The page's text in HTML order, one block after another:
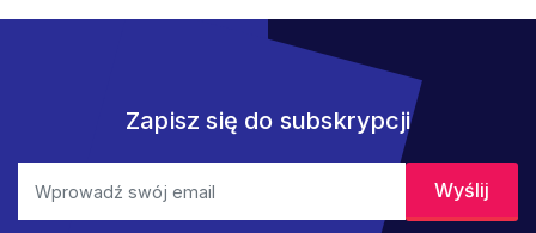
Zapisz się do subskrypcji